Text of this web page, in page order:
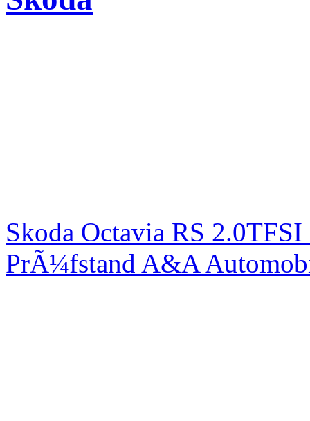
Skoda Octavia RS
PrÃ¼fstand A&A